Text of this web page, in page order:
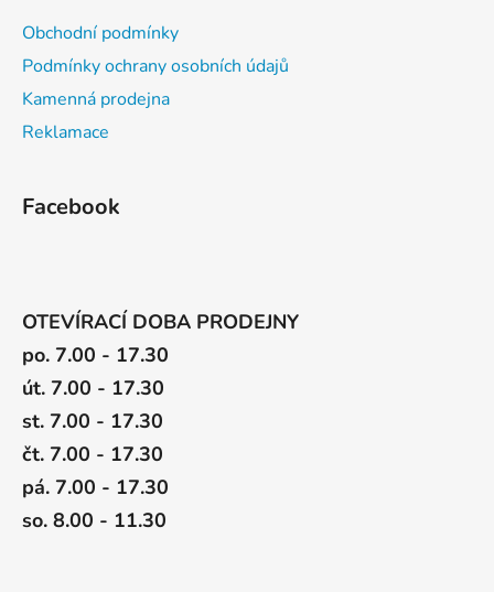
Obchodní podmínky
Podmínky ochrany osobních údajů
Kamenná prodejna
Reklamace
Facebook
OTEVÍRACÍ DOBA PRODEJNY
po. 7.00 - 17.30
út. 7.00 - 17.30
st. 7.00 - 17.30
čt. 7.00 - 17.30
pá. 7.00 - 17.30
so. 8.00 - 11.30